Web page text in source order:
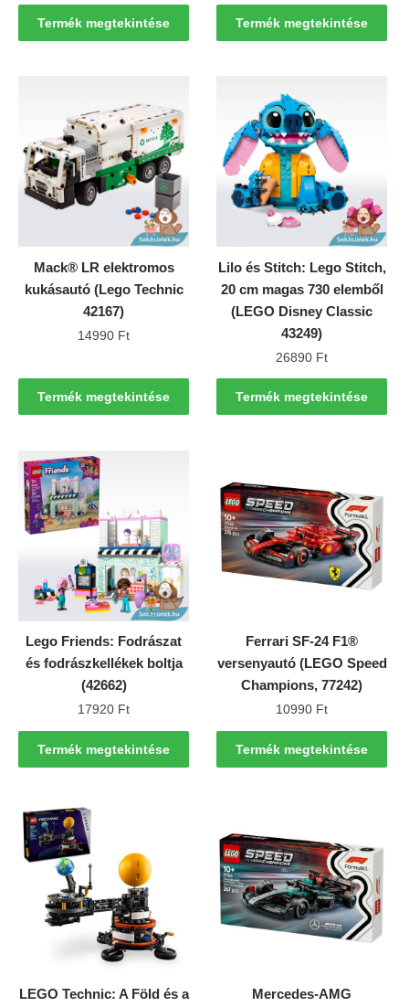
Termék megtekintése Termék megtekintése
Mack® LR elektromos
kukásautó (Lego Technic
42167)
14990 Ft
Termék megtekintése
Lilo és Stitch: Lego Stitch,
20 cm magas 730 elemből
(LEGO Disney Classic
43249)
26890 Ft
Termék megtekintése
Lego Friends: Fodrászat
és fodrászkellékek boltja
(42662)
17920 Ft
Termék megtekintése
Ferrari SF-24 F1®
versenyautó (LEGO Speed
Champions, 77242)
10990 Ft
Termék megtekintése
LEGO Technic: A Föld és a
Mercedes-AMG